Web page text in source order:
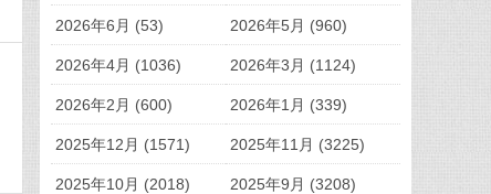
2026年6月 (53) 2026年5月 (960)
2026年4月 (1036) 2026年3月 (1124)
2026年2月 (600) 2026年1月 (339)
2025年12月 (1571) 2025年11月 (3225)
2025年10月 (2018) 2025年9月 (3208)